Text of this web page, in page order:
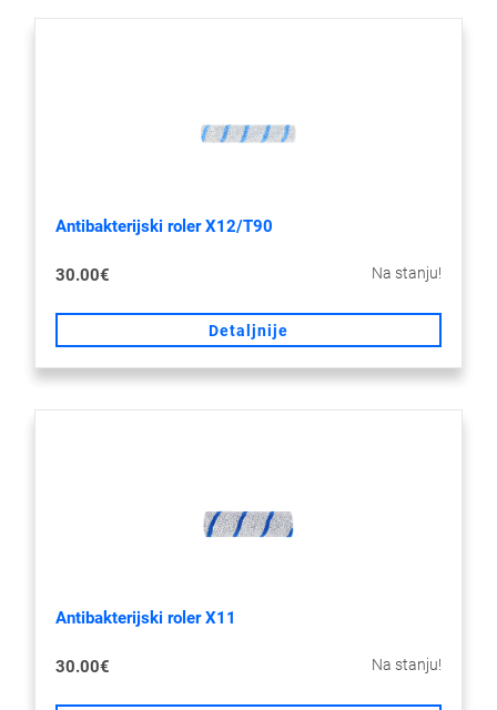
Antibakterijski roler X12/T90
30.00€ Na stanju!
Detaljnije
Antibakterijski roler X11
30.00€ Na stanju!